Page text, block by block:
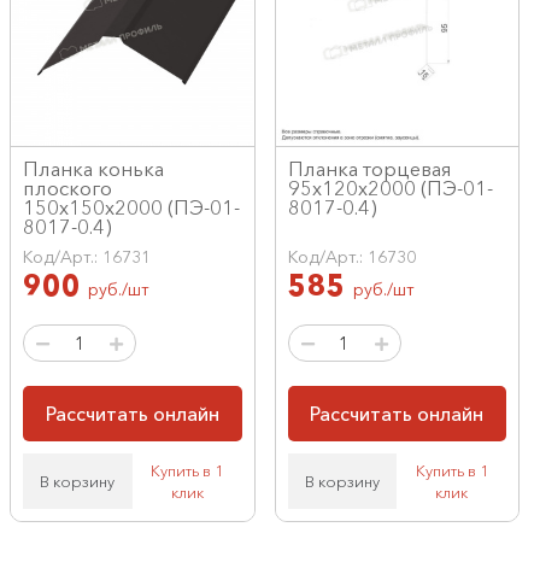
Планка конька
плоского
150х150х2000 (ПЭ-01-
8017-0.4)
Код/Арт.: 16731
900 руб./шт
Рассчитать онлайн
В корзину
Купить в 1
клик
Планка торцевая
95х120х2000 (ПЭ-01-
8017-0.4)
Код/Арт.: 16730
585 руб./шт
Рассчитать онлайн
В корзину
Купить в 1
клик